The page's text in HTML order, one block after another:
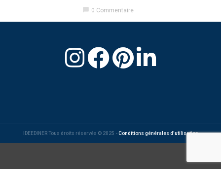
chat_bubble 0 Commentaire
IDEEDINER Tous droits réservés © 2025 -Conditions générales d'utilisation